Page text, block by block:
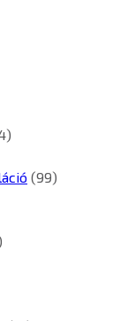
(99)